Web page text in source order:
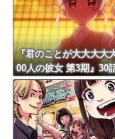
『君のことが大大大大
00人の彼女 第3期』30
人目の彼女、茂見紅葉